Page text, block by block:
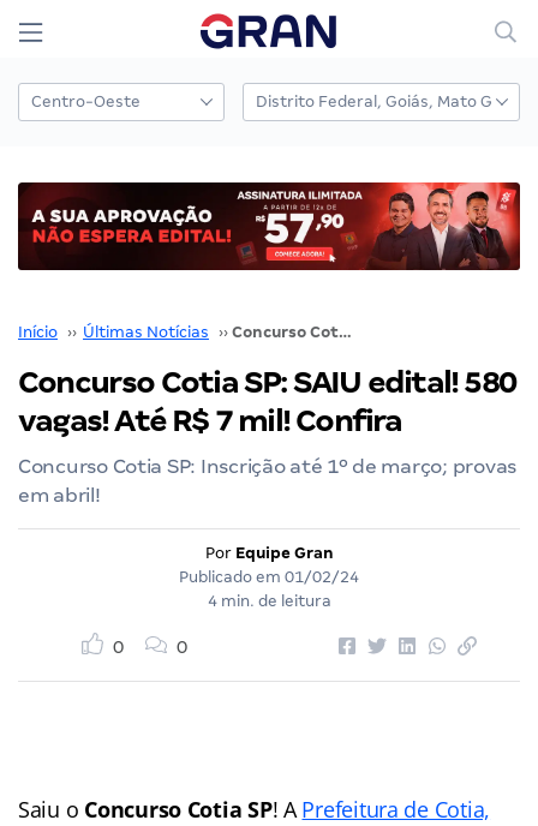
Início ›› Últimas Notícias ›› Concurso Cotia SP: SAIU edital! 580 vagas! Até R$ 7 mil! Confira
Concurso Cotia SP: SAIU edital! 580
vagas! Até R$ 7 mil! Confira
Concurso Cotia SP: Inscrição até 1º de março; provas
em abril!
Por Equipe Gran
Publicado em 01/02/24
4 min. de leitura
0 0
Saiu o Concurso Cotia SP! APrefeitura de Cotia,